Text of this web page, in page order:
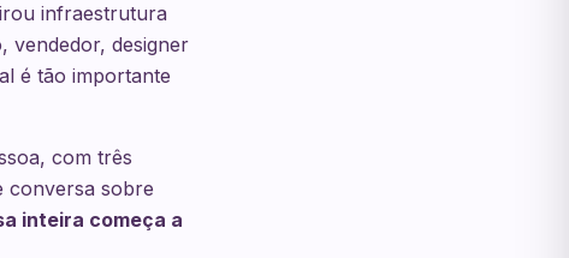
infraestrutura
vendedor, designer
é tão importante
com três
conversa sobre
inteira começa a